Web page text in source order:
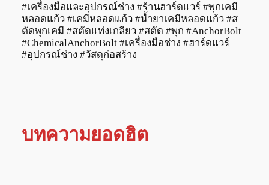
#เครื่องมือและอุปกรณ์ช่าง #ร้านฮาร์ดแวร์ #พุกเคมี
หลอดแก้ว #เคมีหลอดแก้ว #น้ำยาเคมีหลอดแก้ว #ส
ตัดพุกเคมี #สตัดแท่งเกลียว #สตัด #พุก #AnchorBolt
#ChemicalAnchorBolt #เครื่องมือช่าง #ฮาร์ดแวร์
#อุปกรณ์ช่าง #วัสดุก่อสร้าง
บทความยอดฮิต